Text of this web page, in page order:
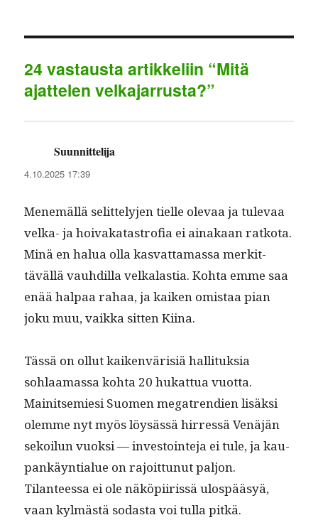
24 vastausta artikkeliin “Mitä
ajattelen velkajarrusta?”
Suunnittelija
4.10.2025 17:39
Men­emäl­lä selit­te­ly­jen tielle ole­vaa ja tule­vaa
vel­ka- ja hoivakatas­trofia ei ainakaan ratko­ta.
Minä en halua olla kas­vat­ta­mas­sa merkit­
täväl­lä vauhdil­la vel­ka­las­tia. Koh­ta emme saa
enää hal­paa rahaa, ja kaiken omis­taa pian
joku muu, vaik­ka sit­ten Kiina.
Tässä on ollut kaiken­värisiä hal­li­tuk­sia
sohlaa­mas­sa koh­ta 20 hukat­tua vuot­ta.
Mainit­semiesi Suomen mega­tren­di­en lisäk­si
olemme nyt myös löysässä hirressä Venäjän
sekoilun vuok­si — investoin­te­ja ei tule, ja kau­
pankäyn­tialue on rajoit­tunut paljon.
Tilanteessa ei ole näköpi­iris­sä ulospääsyä,
vaan kylmästä sodas­ta voi tul­la pitkä.